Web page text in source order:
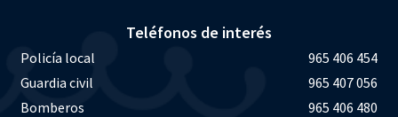
Teléfonos de interés
Policía local
965 406 454
Guardia civil
965 407 056
Bomberos
965 406 480